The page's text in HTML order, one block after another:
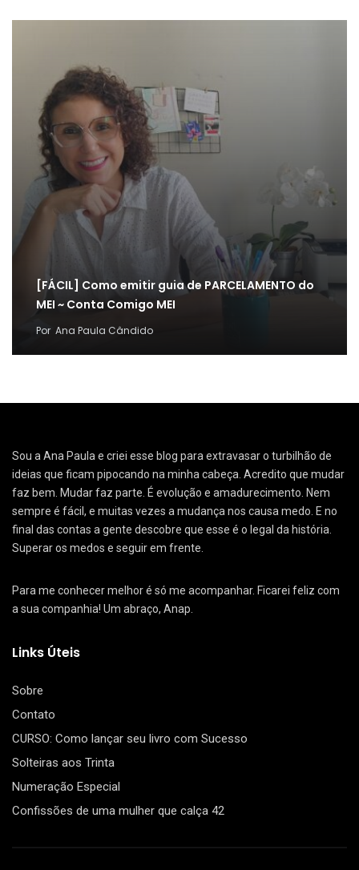
[FÁCIL] Como emitir guia de PARCELAMENTO do
MEI ~ Conta Comigo MEI
Por Ana Paula Cândido
Sou a Ana Paula e criei esse blog para extravasar o turbilhão de
ideias que ficam pipocando na minha cabeça. Acredito que mudar
faz bem. Mudar faz parte. É evolução e amadurecimento. Nem
sempre é fácil, e muitas vezes a mudança nos causa medo. E no
final das contas a gente descobre que esse é o legal da história.
Superar os medos e seguir em frente.
Para me conhecer melhor é só me acompanhar. Ficarei feliz com
a sua companhia! Um abraço, Anap.
Links Úteis
Sobre
Contato
CURSO: Como lançar seu livro com Sucesso
Solteiras aos Trinta
Numeração Especial
Confissões de uma mulher que calça 42